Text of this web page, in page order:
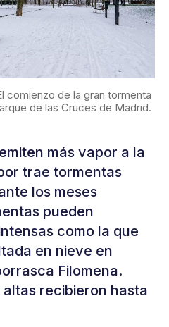
comienzo de la gran tormenta
de las Cruces de Madrid.
más vapor a la
trae tormentas
los meses
pueden
como la que
en nieve en
Filomena.
recibieron hasta